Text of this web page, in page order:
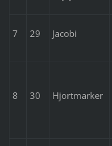
7 29 Jacobi
8 30 Hjortmarker